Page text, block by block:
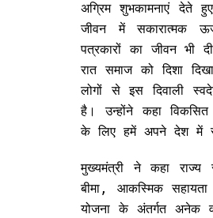
अग्रिम शुभकामनाएं देते
जीवन में सकारात्मक
पत्रकारों का जीवन भी
रात समाज को दिशा
लोगों से इस दिवाली
है। उन्होंने कहा
के लिए हमें अपने देश में
मुख्यमंत्री ने कहा राज्य
बीमा, आकस्मिक
योजना के अंतर्गत अनेक